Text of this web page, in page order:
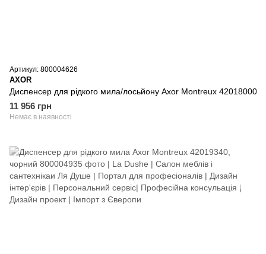
Артикул: 800004626
AXOR
Диспенсер для рідкого мила/лосьйону Axor Montreux 42018000
11 956 грн
Немає в наявності